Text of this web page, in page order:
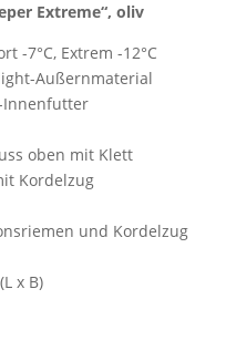
Extreme“, oliv
-7°C, Extrem -12°C
Außernmaterial
Innenfutter
oben mit Klett
Kordelzug
und Kordelzug
x B)